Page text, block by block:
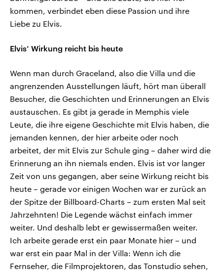
kommen, verbindet eben diese Passion und ihre
Liebe zu Elvis.
Elvis‘ Wirkung reicht bis heute
Wenn man durch Graceland, also die Villa und die
angrenzenden Ausstellungen läuft, hört man überall
Besucher, die Geschichten und Erinnerungen an Elvis
austauschen. Es gibt ja gerade in Memphis viele
Leute, die ihre eigene Geschichte mit Elvis haben, die
jemanden kennen, der hier arbeite oder noch
arbeitet, der mit Elvis zur Schule ging – daher wird die
Erinnerung an ihn niemals enden. Elvis ist vor langer
Zeit von uns gegangen, aber seine Wirkung reicht bis
heute – gerade vor einigen Wochen war er zurück an
der Spitze der Billboard-Charts – zum ersten Mal seit
Jahrzehnten! Die Legende wächst einfach immer
weiter. Und deshalb lebt er gewissermaßen weiter.
Ich arbeite gerade erst ein paar Monate hier – und
war erst ein paar Mal in der Villa: Wenn ich die
Fernseher, die Filmprojektoren, das Tonstudio sehen,